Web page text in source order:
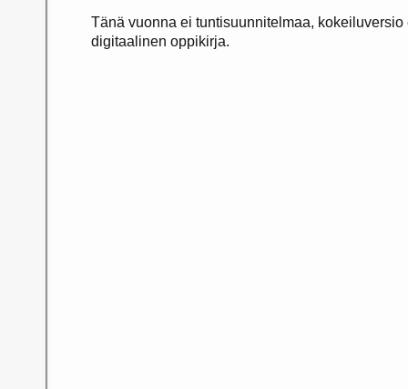
Tänä vuonna ei tuntisuunnitelmaa,
digitaalinen oppikirja.